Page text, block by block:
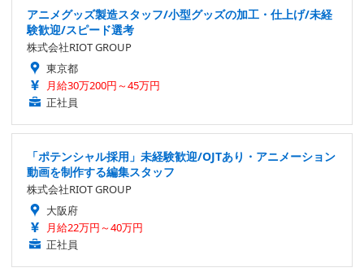
アニメグッズ製造スタッフ/小型グッズの加工・仕上げ/未経
験歓迎/スピード選考
株式会社RIOT GROUP
東京都
月給30万200円～45万円
正社員
「ポテンシャル採用」未経験歓迎/OJTあり・アニメーション
動画を制作する編集スタッフ
株式会社RIOT GROUP
大阪府
月給22万円～40万円
正社員